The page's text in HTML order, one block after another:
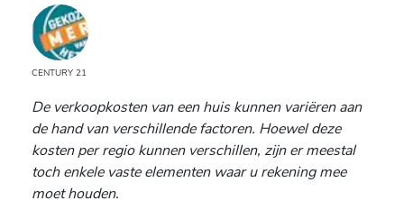
CENTURY 21
De verkoopkosten van een huis kunnen variëren aan
de hand van verschillende factoren. Hoewel deze
kosten per regio kunnen verschillen, zijn er meestal
toch enkele vaste elementen waar u rekening mee
moet houden.